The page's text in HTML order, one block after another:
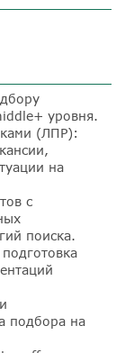
уровня.
(ЛПР):
на
с
поиска.
подбора на